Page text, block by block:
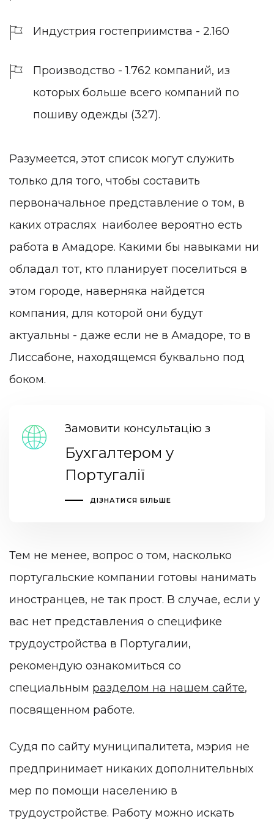
Индустрия гостеприимства - 2.160
Производство - 1.762 компаний, из
которых больше всего компаний по
пошиву одежды (327).
Разумеется, этот список могут служить
только для того, чтобы составить
первоначальное представление о том, в
каких отраслях наиболее вероятно есть
работа в Амадоре. Какими бы навыками ни
обладал тот, кто планирует поселиться в
этом городе, наверняка найдется
компания, для которой они будут
актуальны - даже если не в Амадоре, то в
Лиссабоне, находящемся буквально под
боком.
Замовити консультацію з
Бухгалтером у
Португалії
ДІЗНАТИСЯ БІЛЬШЕ
Тем не менее, вопрос о том, насколько
португальские компании готовы нанимать
иностранцев, не так прост. В случае, если у
вас нет представления о специфике
трудоустройства в Португалии,
рекомендую ознакомиться со
специальным разделом на нашем сайте,
посвященном работе.
Судя по сайту муниципалитета, мэрия не
предпринимает никаких дополнительных
мер по помощи населению в
трудоустройстве. Работу можно искать